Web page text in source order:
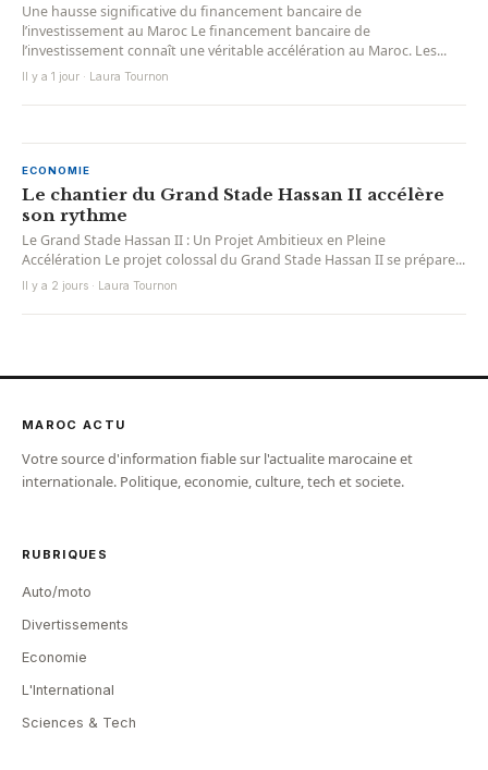
Une hausse significative du financement bancaire de
l’investissement au Maroc Le financement bancaire de
l’investissement connaît une véritable accélération au Maroc. Les...
Il y a 1 jour · Laura Tournon
ECONOMIE
Le chantier du Grand Stade Hassan II accélère
son rythme
Le Grand Stade Hassan II : Un Projet Ambitieux en Pleine
Accélération Le projet colossal du Grand Stade Hassan II se prépare...
Il y a 2 jours · Laura Tournon
MAROC ACTU
Votre source d'information fiable sur l'actualite marocaine et
internationale. Politique, economie, culture, tech et societe.
RUBRIQUES
Auto/moto
Divertissements
Economie
L'International
Sciences & Tech